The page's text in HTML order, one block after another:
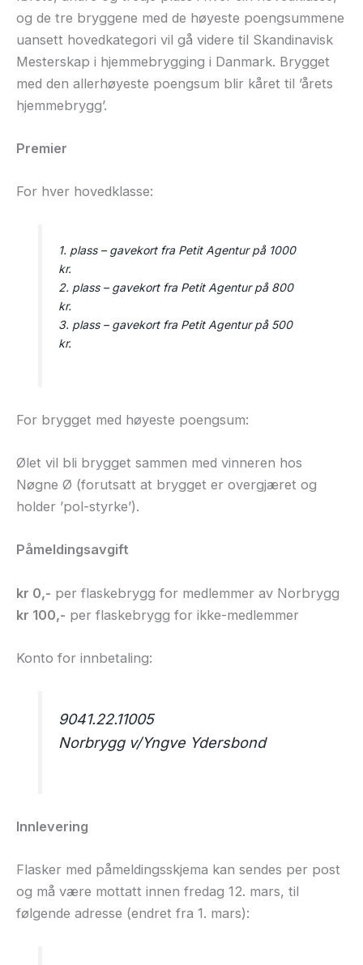
og de tre bryggene med de høyeste poengsummene
uansett hovedkategori vil gå videre til Skandinavisk
Mesterskap i hjemmebrygging i Danmark. Brygget
med den allerhøyeste poengsum blir kåret til ’årets
hjemmebrygg’.
Premier
For hver hovedklasse:
1. plass – gavekort fra Petit Agentur på 1000
kr.
2. plass – gavekort fra Petit Agentur på 800
kr.
3. plass – gavekort fra Petit Agentur på 500
kr.
For brygget med høyeste poengsum:
Ølet vil bli brygget sammen med vinneren hos
Nøgne Ø (forutsatt at brygget er overgjæret og
holder ’pol-styrke’).
Påmeldingsavgift
kr 0,- per flaskebrygg for medlemmer av Norbrygg
kr 100,- per flaskebrygg for ikke-medlemmer
Konto for innbetaling:
9041.22.11005
Norbrygg v/Yngve Ydersbond
Innlevering
Flasker med påmeldingsskjema kan sendes per post
og må være mottatt innen fredag 12. mars, til
følgende adresse (endret fra 1. mars):